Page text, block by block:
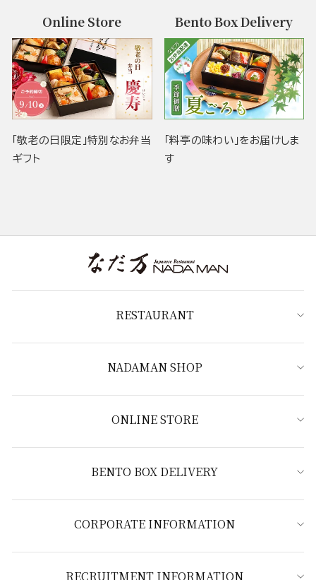
Online Store
「敬老の日限定」特別なお弁当
ギフト
Bento Box Delivery
「料亭の味わい」をお届けしま
す
RESTAURANT
NADAMAN SHOP
ONLINE STORE
BENTO BOX DELIVERY
CORPORATE INFORMATION
RECRUITMENT INFORMATION